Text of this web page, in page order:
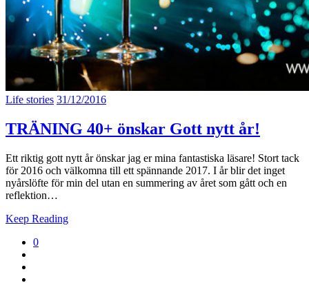
Life stories 31/12/2016
TRÄNING 40+ önskar Gott nytt år!
Ett riktig gott nytt år önskar jag er mina fantastiska läsare! Stort tack
för 2016 och välkomna till ett spännande 2017. I år blir det inget
nyårslöfte för min del utan en summering av året som gått och en
reflektion…
Keep Reading
0